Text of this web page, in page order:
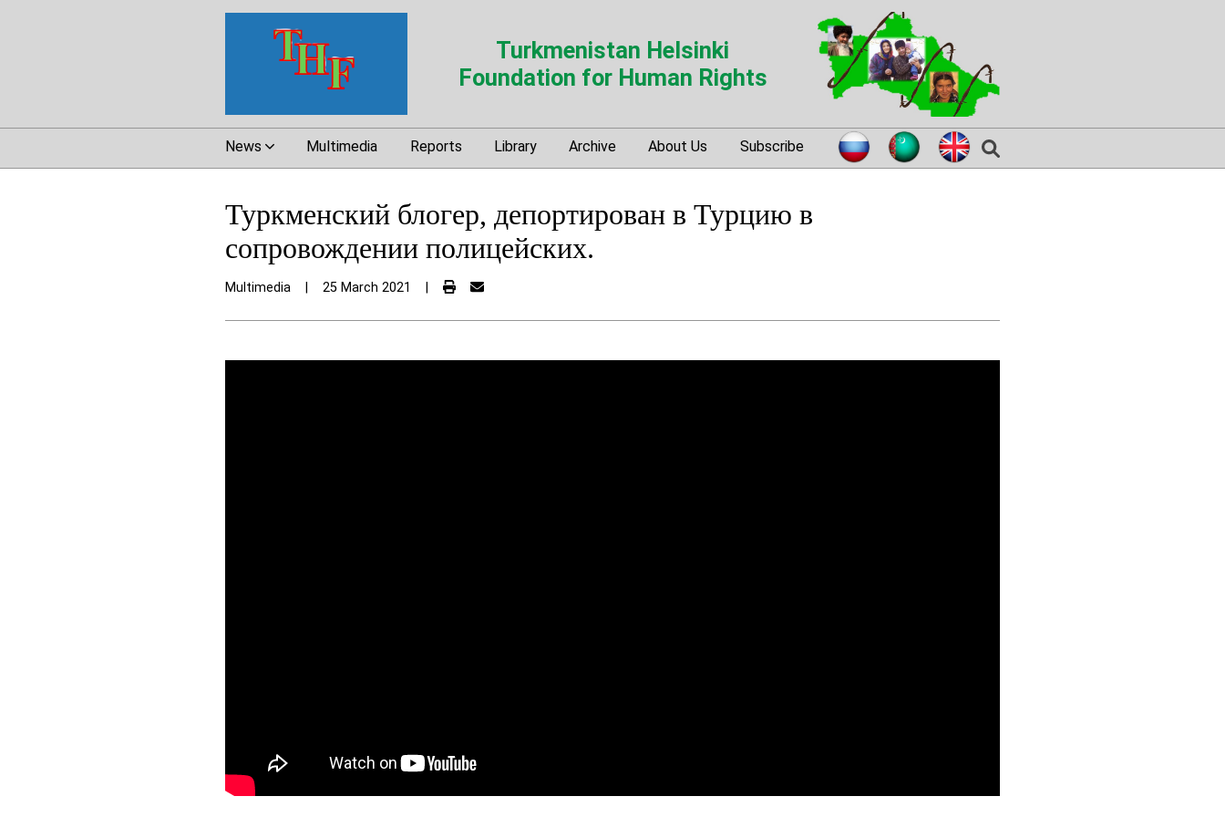
Turkmenistan Helsinki
Foundation for Human Rights
News Multimedia Reports Library Archive About Us Subscribe
Туркменский блогер, депортирован в Турцию в
сопровождении полицейских.
Multimedia 25 March 2021